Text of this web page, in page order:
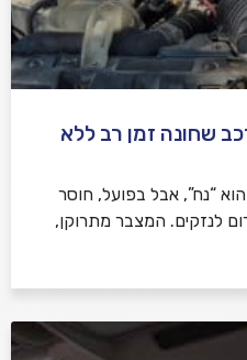
שחונה זמן רב ללא
“נח”, אבל בפועל, חוסר
לנזקים. המצבר מתרוקן,